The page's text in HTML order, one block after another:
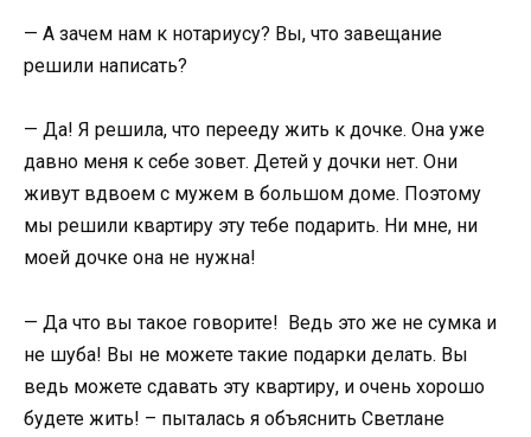
— А зачем нам к нотариусу? Вы, что завещание
решили написать?
— Да! Я решила, что перееду жить к дочке. Она уже
давно меня к себе зовет. Детей у дочки нет. Они
живут вдвоем с мужем в большом доме. Поэтому
мы решили квартиру эту тебе подарить. Ни мне, ни
моей дочке она не нужна!
— Да что вы такое говорите! Ведь это же не сумка и
не шуба! Вы не можете такие подарки делать. Вы
ведь можете сдавать эту квартиру, и очень хорошо
будете жить! – пыталась я объяснить Светлане